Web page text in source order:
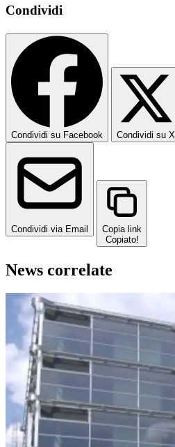
Condividi
Condividi su Facebook Condividi su X
Condividi via Email
Copia link
Copiato!
News correlate